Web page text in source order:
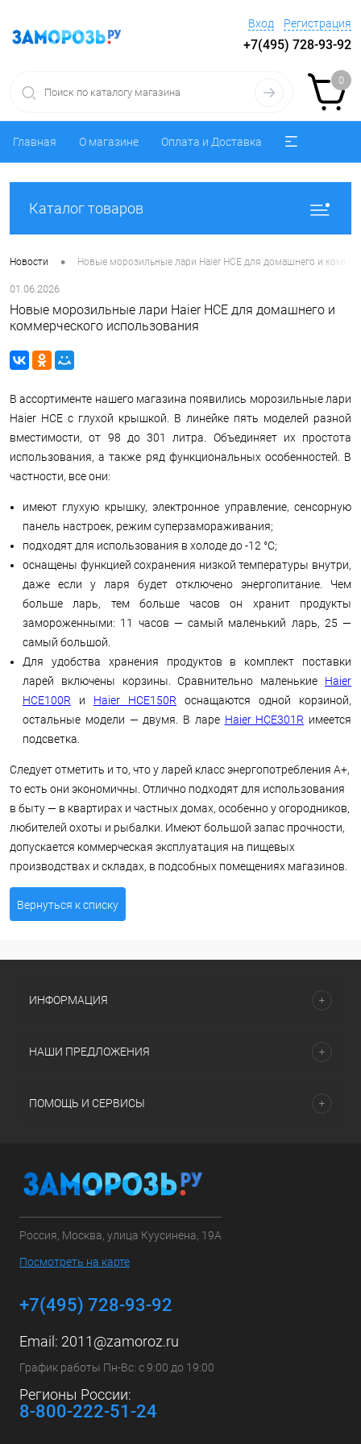
Вход Регистрация
+7(495) 728-93-92
0
Главная О магазине Оплата и Доставка
Каталог товаров
Новости • Новые морозильные лари Haier HCE для домашнего и
01.06.2026
Новые морозильные лари Haier HCE для домашнего и
коммерческого использования
В ассортименте нашего магазина появились морозильные лари
Haier HCE с глухой крышкой. В линейке пять моделей разной
вместимости, от 98 до 301 литра. Объединяет их простота
использования, а также ряд функциональных особенностей. В
частности, все они:
имеют глухую крышку, электронное управление, сенсорную
панель настроек, режим суперзамораживания;
подходят для использования в холоде до -12 °С;
оснащены функцией сохранения низкой температуры внутри,
даже если у ларя будет отключено энергопитание. Чем
больше ларь, тем больше часов он хранит продукты
замороженными: 11 часов — самый маленький ларь, 25 —
самый большой.
Для удобства хранения продуктов в комплект поставки
ларей включены корзины. Сравнительно маленькие Haier
HCE100R и Haier HCE150R оснащаются одной корзиной,
остальные модели — двумя. В ларе Haier HCE301R имеется
подсветка.
Следует отметить и то, что у ларей класс энергопотребления А+,
то есть они экономичны. Отлично подходят для использования
в быту — в квартирах и частных домах, особенно у огородников,
любителей охоты и рыбалки. Имеют большой запас прочности,
допускается коммерческая эксплуатация на пищевых
производствах и складах, в подсобных помещениях магазинов.
Вернуться к списку
ИНФОРМАЦИЯ
НАШИ ПРЕДЛОЖЕНИЯ
ПОМОЩЬ И СЕРВИСЫ
Россия, Москва, улица Куусинена, 19А
Посмотреть на карте
+7(495) 728-93-92
Email: 2011@zamoroz.ru
График работы Пн-Вс: с 9:00 до 19:00
Регионы России:
8-800-222-51-24